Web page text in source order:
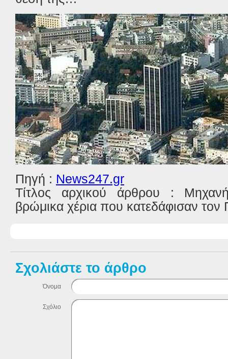
Πηγή : News247.gr
Τίτλος αρχικού άρθρου :
βρώμικα χέρια που κατεδάφισαν
Σχολιάστε το άρθρο
Όνομα
Σχόλιο